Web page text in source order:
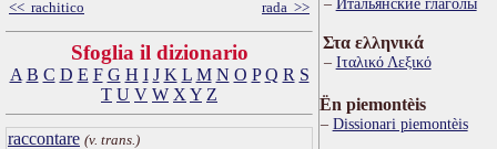
<< rachitico rada >>
Sfoglia il dizionario
A B C D E F G H I J K L M N O P Q R S
T U V W X Y Z
raccontare (v. trans.)
Στα ελληνικά
Ιταλικό Λεξικό
Ën piemontèis
Dissionari piemontèis